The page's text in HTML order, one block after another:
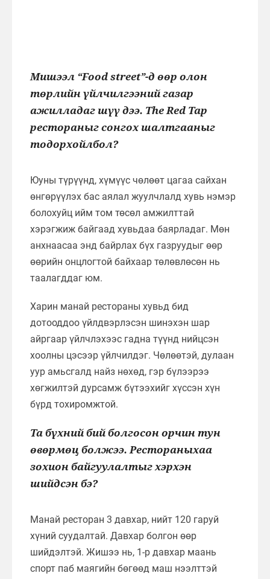
Мишээл “Food street”-д өөр олон
төрлийн үйлчилгээний газар
ажилладаг шүү дээ. The Red Tap
рестораныг сонгох шалтгааныг
тодорхойлбол?
Юуны түрүүнд, хүмүүс чөлөөт цагаа сайхан
өнгөрүүлэх бас аялал жуулчлалд хувь нэмэр
болохуйц ийм том төсөл амжилттай
хэрэгжиж байгаад хувьдаа баярладаг. Мөн
анхнаасаа энд байрлах бүх газруудыг өөр
өөрийн онцлогтой байхаар төлөвлөсөн нь
таалагддаг юм.
Харин манай рестораны хувьд бид
дотооддоо үйлдвэрлэсэн шинэхэн шар
айргаар үйлчлэхээс гадна түүнд нийцсэн
хоолны цэсээр үйлчилдэг. Чөлөөтэй, дулаан
уур амьсгалд найз нөхөд, гэр бүлээрээ
хөгжилтэй дурсамж бүтээхийг хүссэн хүн
бүрд тохиромжтой.
Та бүхний бий болгосон орчин тун
өвөрмөц болжээ. Рестораныхаа
зохион байгуулалтыг хэрхэн
шийдсэн бэ?
Манай ресторан 3 давхар, нийт 120 гаруй
хүний суудалтай. Давхар болгон өөр
шийдэлтэй. Жишээ нь, 1-р давхар маань
спорт паб маягийн бөгөөд маш нээлттэй